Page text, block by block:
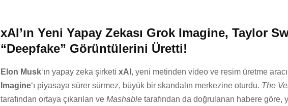
xAI’ın Yeni Yapay Zekası Grok Imagine, Taylor
“Deepfake” Görüntülerini Üretti!
Elon Musk‘ın yapay zeka şirketi xAI , yeni metinden video ve resim üretme aracı
Imagine‘ı piyasaya sürer sürmez, büyük bir skandalın merkezine oturdu. The
tarafından ortaya çıkarılan ve Mashable tarafından da doğrulanan habere göre,